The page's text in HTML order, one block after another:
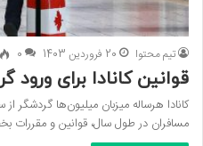
تیم محتوا 20 فروردین 1403 0
قوانین کانادا برای ورود
کانادا هرساله میزبان میلیون‌ها گردشگر
مسافران در طول سال، قوانین و